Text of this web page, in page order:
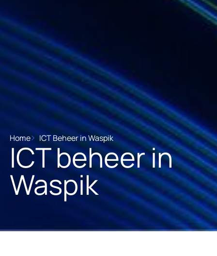
Home ICT Beheer in Waspik
ICT beheer in
Waspik